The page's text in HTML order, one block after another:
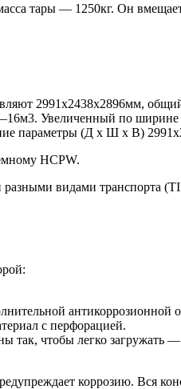
тары — 1250кг. Он
2991х2438х2896мм,
Увеличенный по ширине
параметры (Д х Ш х В)
HCPW.
видами транспорта
антикоррозионной
с перфорацией.
чтобы легко загружать
коррозию. Вся